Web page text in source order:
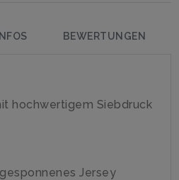
INFOS BEWERTUNGEN
hochwertigem Siebdruck
Jersey